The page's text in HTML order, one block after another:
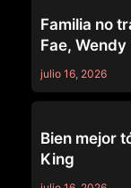
Familia no
Fae, Wendy
julio 16, 2026
Bien mejor
King